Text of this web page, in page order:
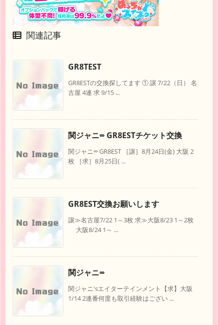
関連記事
GR8TEST
GR8ESTの交換探してます ① 譲 7/22（日） 名
古屋 4連 求 9/15 ...
関ジャニ∞ GR8ESTチケット交換
関ジャニ∞ GR8EST ［譲］8月24日(金) 大阪 2
枚 ［求］8月25日( ...
GR8EST交換お願いします
譲≫名古屋7/22 1～3枚 求≫大阪8/23 1～2枚
大阪8/24 1～ ...
関ジャニ∞
関ジャニ'sエイターテインメント【求】大阪
1/14 2連番何度も取引経験はござい ...